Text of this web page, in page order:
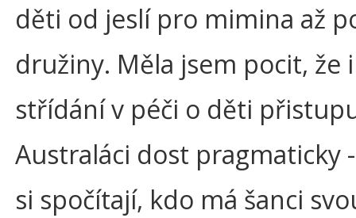
děti od jeslí pro mimina až
družiny. Měla jsem pocit, že
střídání v péči o děti
Australáci dost pragmaticky
si spočítají, kdo má šanci